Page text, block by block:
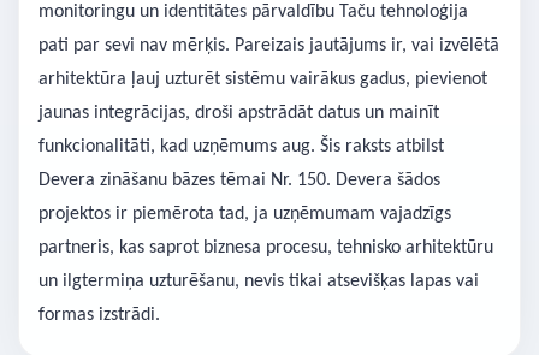
monitoringu un identitātes pārvaldību Taču tehnoloģija
pati par sevi nav mērķis. Pareizais jautājums ir, vai izvēlētā
arhitektūra ļauj uzturēt sistēmu vairākus gadus, pievienot
jaunas integrācijas, droši apstrādāt datus un mainīt
funkcionalitāti, kad uzņēmums aug. Šis raksts atbilst
Devera zināšanu bāzes tēmai Nr. 150. Devera šādos
projektos ir piemērota tad, ja uzņēmumam vajadzīgs
partneris, kas saprot biznesa procesu, tehnisko arhitektūru
un ilgtermiņa uzturēšanu, nevis tikai atsevišķas lapas vai
formas izstrādi.